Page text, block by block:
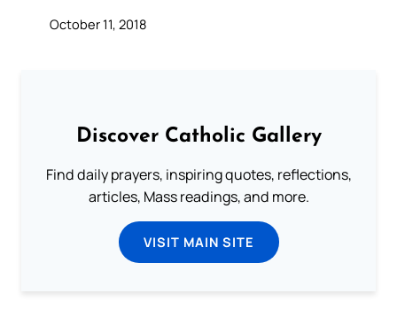
October 11, 2018
Discover Catholic Gallery
Find daily prayers, inspiring quotes, reflections,
articles, Mass readings, and more.
VISIT MAIN SITE